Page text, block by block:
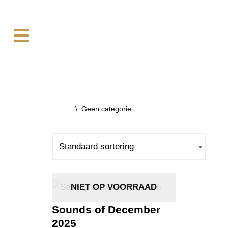
Ga
naar
\ Geen categorie
NIET OP VOORRAAD
Sounds of December
2025